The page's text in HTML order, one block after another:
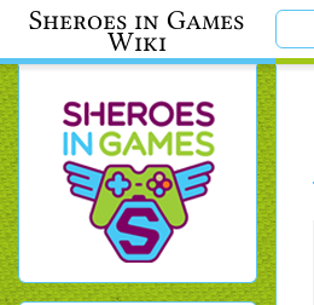
Sheroes in Games
Wiki